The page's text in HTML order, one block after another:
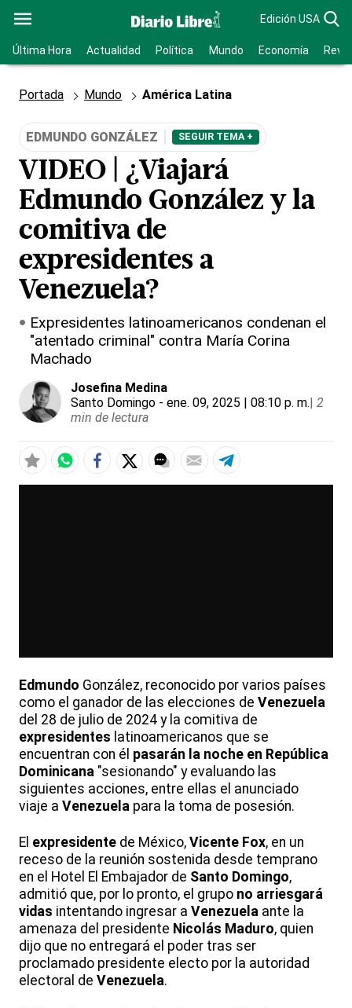
Edición USA
Última Hora Actualidad Política Mundo Economía
Portada Mundo América Latina
EDMUNDO GONZÁLEZ SEGUIR TEMA +
VIDEO | ¿Viajará
Edmundo González y la
comitiva de
expresidentes a
Venezuela?
Expresidentes latinoamericanos condenan el
"atentado criminal" contra María Corina
Machado
Josefina Medina
Santo Domingo - ene. 09, 2025 | 08:10 p. m.| 2
min de lectura
Edmundo González, reconocido por varios países
como el ganador de las elecciones de Venezuela
del 28 de julio de 2024 y la comitiva de
expresidentes latinoamericanos que se
encuentran con él pasarán la noche en República
Dominicana "sesionando" y evaluando las
siguientes acciones, entre ellas el anunciado
viaje a Venezuela para la toma de posesión.
El expresidente de México, Vicente Fox, en un
receso de la reunión sostenida desde temprano
en el Hotel El Embajador de Santo Domingo,
admitió que, por lo pronto, el grupo no arriesgará
vidas intentando ingresar a Venezuela ante la
amenaza del presidente Nicolás Maduro, quien
dijo que no entregará el poder tras ser
proclamado presidente electo por la autoridad
electoral de Venezuela.